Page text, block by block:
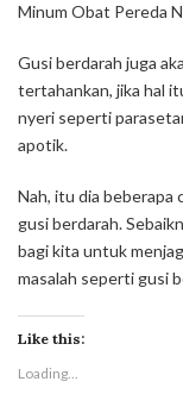
Minum Obat Pereda
Gusi berdarah juga
tertahankan, jika hal
nyeri seperti
apotik.
Nah, itu dia beberapa
gusi berdarah.
bagi kita untuk
masalah seperti gusi
Like this:
Loading...